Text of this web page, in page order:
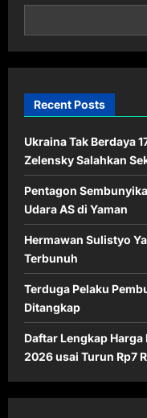
Recent Posts
Ukraina Tak Berdaya
Zelensky Salahkan
Pentagon
Udara AS di Yaman
Hermawan Sulistyo
Terbunuh
Terduga Pelaku
Ditangkap
Daftar Lengkap
2026 usai Turun Rp7